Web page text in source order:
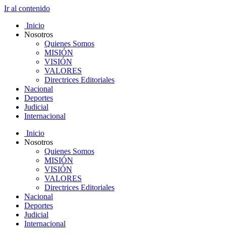
Ir al contenido
Inicio
Nosotros
Quienes Somos
MISIÓN
VISIÓN
VALORES
Directrices Editoriales
Nacional
Deportes
Judicial
Internacional
Inicio
Nosotros
Quienes Somos
MISIÓN
VISIÓN
VALORES
Directrices Editoriales
Nacional
Deportes
Judicial
Internacional